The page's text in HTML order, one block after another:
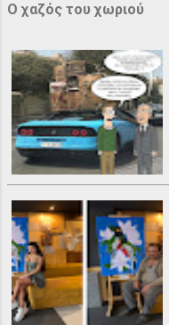
Ο χαζός του χωριού